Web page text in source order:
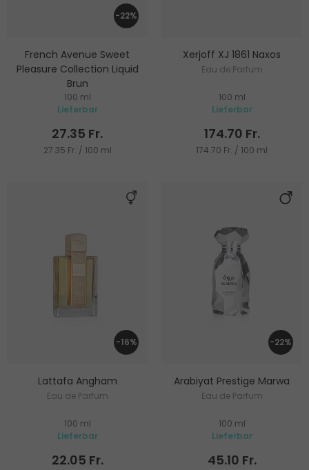
-22%
French Avenue Sweet
Pleasure Collection Liquid
Brun
Eau de Parfum
100 ml
Lieferbar
27.35 Fr.
27.35 Fr. / 100 ml
Xerjoff XJ 1861 Naxos
Eau de Parfum
100 ml
Lieferbar
174.70 Fr.
174.70 Fr. / 100 ml
-16%
Lattafa Angham
Eau de Parfum
100 ml
Lieferbar
22.05 Fr.
-22%
Arabiyat Prestige Marwa
Eau de Parfum
100 ml
Lieferbar
45.10 Fr.